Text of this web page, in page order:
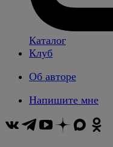
Каталог
Клуб
Об авторе
Напишите мне